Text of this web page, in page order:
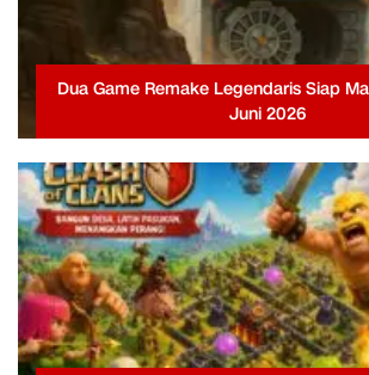
Dua Game Remake Legendaris Siap
Juni 2026